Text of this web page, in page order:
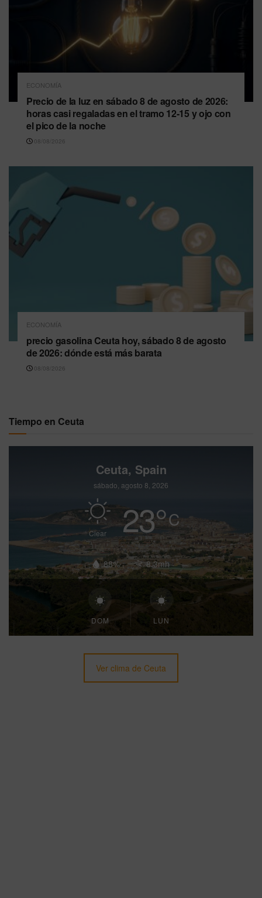
ECONOMÍA
Precio de la luz en sábado 8 de agosto de 2026:
horas casi regaladas en el tramo 12-15 y ojo con
el pico de la noche
08/08/2026
ECONOMÍA
precio gasolina Ceuta hoy, sábado 8 de agosto
de 2026: dónde está más barata
08/08/2026
Tiempo en Ceuta
Ceuta, Spain
sábado, agosto 8, 2026
Clear 23°C
88% 8.3mh
DOM LUN
Ver clima de Ceuta